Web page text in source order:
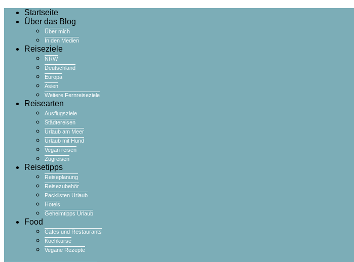
Startseite
Über das Blog
Über mich
In den Medien
Reiseziele
NRW
Deutschland
Europa
Asien
Weitere Fernreiseziele
Reisearten
Ausflugsziele
Städtereisen
Urlaub am Meer
Urlaub mit Hund
Vegan reisen
Zugreisen
Reisetipps
Reiseplanung
Reisezubehör
Packlisten Urlaub
Hotels
Geheimtipps Urlaub
Food
Cafes und Restaurants
Kochkurse
Vegane Rezepte